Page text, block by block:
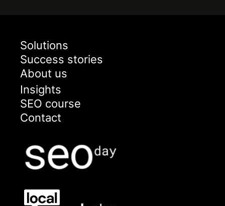
Solutions
Success stories
About us
Insights
SEO course
Contact